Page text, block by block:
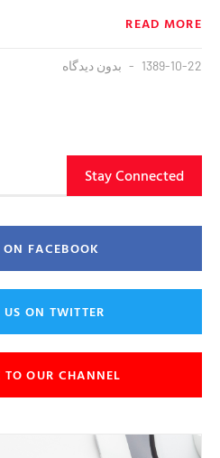
READ MORE
1389-10-22 بدون دیدگاه
Stay Connected
FACEBOOK
ON TWITTER
TO OUR CHANNEL